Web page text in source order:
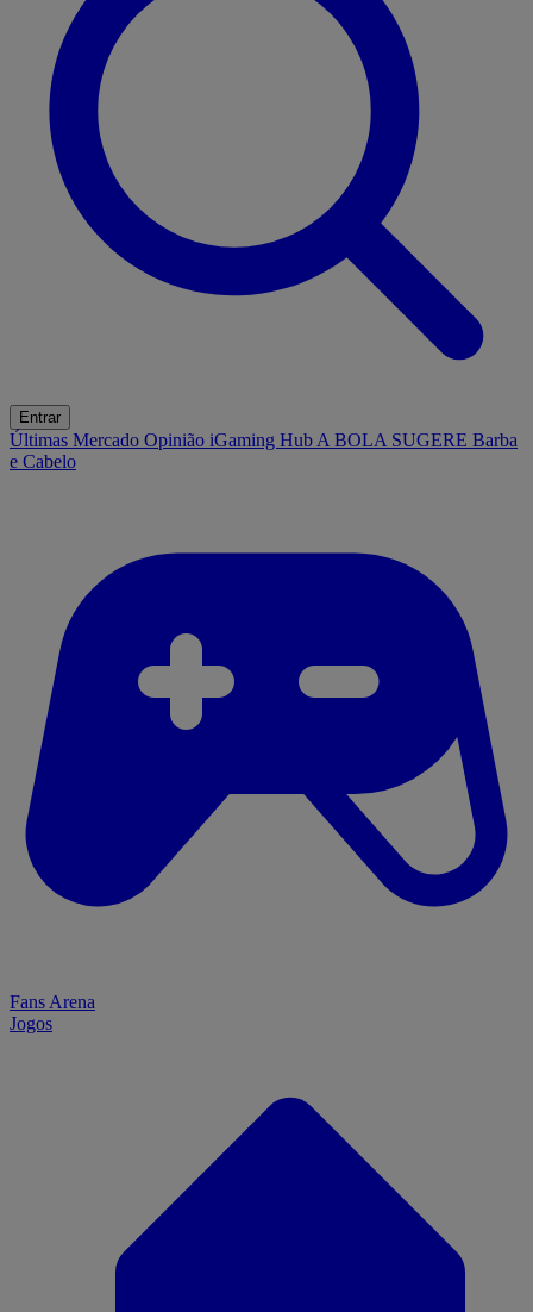
Entrar
Últimas Mercado Opinião iGaming Hub A BOLA SUGERE Barba
e Cabelo
Fans Arena
Jogos